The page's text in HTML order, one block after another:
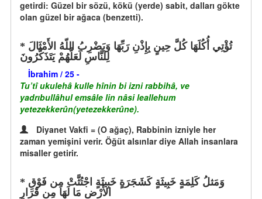
getirdi: Güzel bir sözü, kökü (yerde) sabit, dalları gökte
olan güzel bir ağaca (benzetti).
لِلنَّاسِ لَعَلَّهُمْ يَتَذَكَّرُونَ
İbrahim / 25 -
Tu’tî ukulehâ kulle hînin bi izni rabbihâ, ve
yadrıbullâhul emsâle lin nâsi leallehum
yetezekkerûn(yetezekkerûne).
Diyanet Vakfi = (O ağaç), Rabbinin izniyle her
zaman yemişini verir. Öğüt alsınlar diye Allah insanlara
misaller getirir.
الأَرْضِ مَا لَهَا مِن قَرَارٍ